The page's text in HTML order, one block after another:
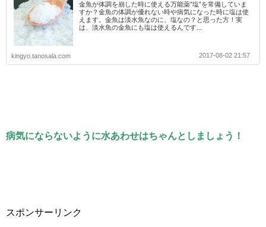
金魚が体調を崩した時に使える万能薬”塩”を常備していま
すか？金魚の体調が優れない時や病気になった時に塩は使
えます。金魚は淡水魚なのに、塩なの？と思った方！実
は、淡水魚の金魚にも塩は使えるんです...
kingyo.tanosala.com 2017-08-02 21:57
病気にならないように水あわせはちゃんとしましょう！
スポンサーリンク